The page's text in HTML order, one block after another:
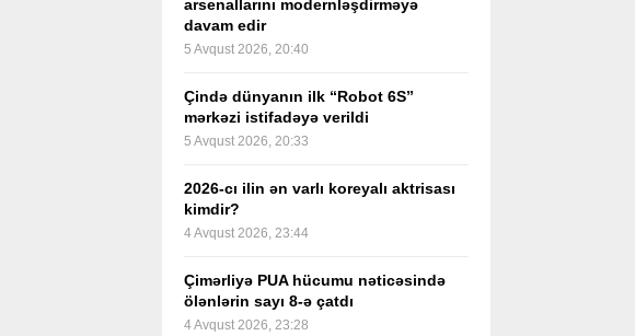
arsenallarını modernləşdirməyə
davam edir
5 Avqust 2026, 20:40
Çində dünyanın ilk “Robot 6S”
mərkəzi istifadəyə verildi
5 Avqust 2026, 20:33
2026-cı ilin ən varlı koreyalı aktrisası
kimdir?
4 Avqust 2026, 23:44
Çimərliyə PUA hücumu nəticəsində
ölənlərin sayı 8-ə çatdı
4 Avqust 2026, 23:28